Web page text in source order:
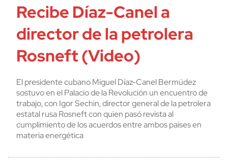
Recibe Díaz-Canel a
director de la petrolera
Rosneft (Video)
El presidente cubano Miguel Díaz-Canel Bermúdez
sostuvo en el Palacio de la Revolución un encuentro de
trabajo, con Igor Sechin, director general de la petrolera
estatal rusa Rosneft con quien pasó revista al
cumplimiento de los acuerdos entre ambos países en
materia energética